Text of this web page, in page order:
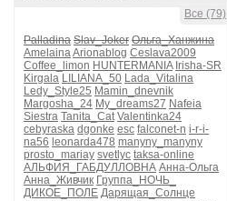
Все (79)
Palladina Slav_Joker Ольга_Ханжина
AmelainaArionablog Ceslava2009
Coffee_limon HUNTERMANIA Irisha-SR
Kirgala LILIANA_50 Lada_Vitalina
Ledy_Style25 Mamin_dnevnik
Margosha_24 My_dreams27 Nafeia
Siestra Tanita_Cat Valentinka24
cebyraska dgonke esc falconet-n i-r-i-
na56 leonarda478 manyny_manyny
prosto_mariay svetlyc taksa-online
АЛЬФИЯ_ГАБДУЛЛОВНА Анна-Ольга
Анна_Живчик Группа_НОЧЬ_
ДИКОЕ_ПОЛЕ Дарящая_Солнце